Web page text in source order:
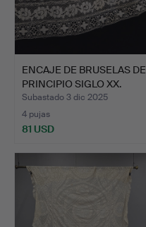
ENCAJE DE BRUSELAS DE
PRINCIPIO SIGLO XX.
Subastado 3 dic 2025
4 pujas
81 USD